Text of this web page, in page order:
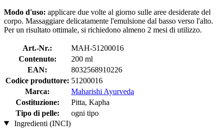
Modo d'uso: applicare due volte al giorno sulle aree desiderate del
corpo. Massaggiare delicatamente l'emulsione dal basso verso l'alto.
Per un risultato ottimale, si richiedono almeno 2 mesi di utilizzo.
Art.-Nr.:
MAH-51200016
Contenuto:
200 ml
EAN:
8032568910226
Codice produttore: 51200016
Marca:
Maharishi Ayurveda
Costituzione:
Pitta, Kapha
Tipo di pelle:
ogni tipo
Ingredienti (INCI)